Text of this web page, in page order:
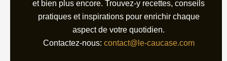
et bien plus encore. Trouvez-y recettes, conseils
pratiques et inspirations pour enrichir chaque
aspect de votre quotidien.
Contactez-nous: contact@le-caucase.com